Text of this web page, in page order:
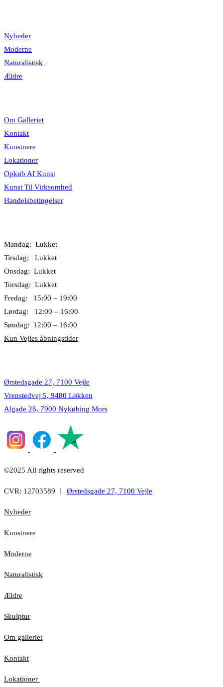
Nyheder
Moderne
Naturalistisk
Ældre
Om Galleriet
Kontakt
Kunstnere
Lokationer
Opkøb Af Kunst
Kunst Til Virksomhed
Handelsbetingelser
Mandag: Lukket
Tirsdag: Lukket
Onsdag: Lukket
Torsdag: Lukket
Fredag: 15:00 – 19:00
Lørdag: 12:00 – 16:00
Søndag: 12:00 – 16:00
Kun Vejles åbningstider
Ørstedsgade 27, 7100 Vejle
Vrenstedvej 5, 9480 Løkken
Algade 26, 7900 Nykøbing Mors
©2025 All rights reserved
CVR: 12703589 ︱ Ørstedsgade 27, 7100 Vejle
Nyheder
Kunstnere
Moderne
Naturalistisk
Ældre
Skulptur
Om galleriet
Kontakt
Lokationer